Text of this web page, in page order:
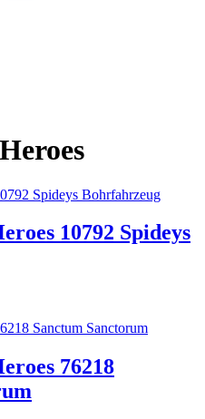
10792 Spideys
76218